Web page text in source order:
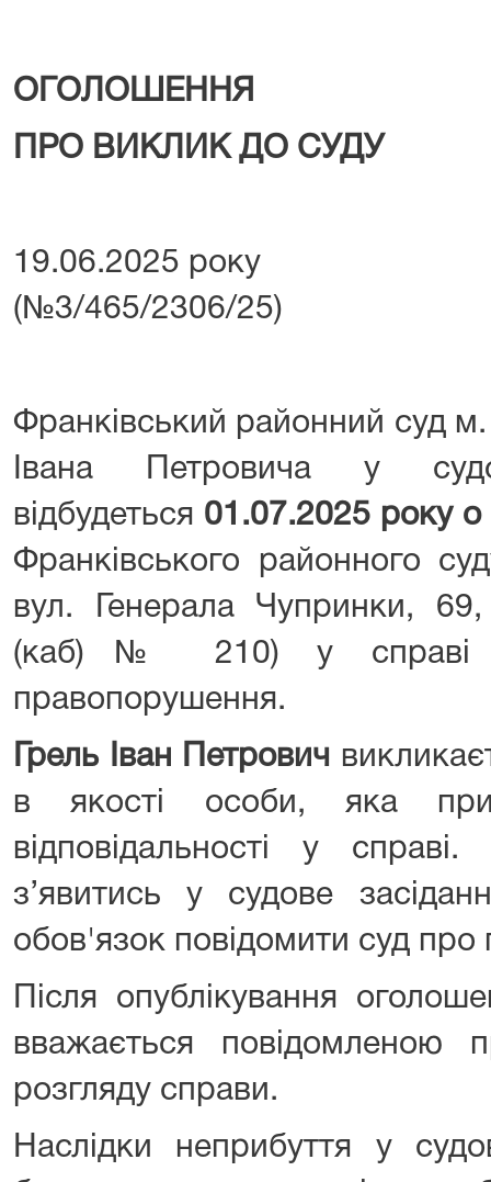
ОГОЛОШЕННЯ
ПРО ВИКЛИК ДО СУДУ
19.06.2025 року
(№3/465/2306/25)
Франківський районний суд
Івана Петровича у
відбудеться 01.07.2025 року о
Франківського районного
вул. Генерала Чупринки,
(каб)№ 210) у справі
правопорушення.
Грель Іван Петрович
в якості особи, яка
відповідальності у
з’явитись у судове
обов'язок повідомити суд про
Після опублікування
вважається повідомленою
розгляду справи.
Наслідки неприбуття у